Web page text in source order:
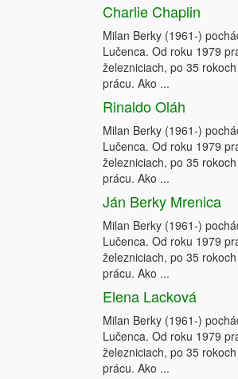
Charlie Chaplin
Milan Berky (1961-)
Lučenca. Od roku 1979
železniciach, po 35
prácu. Ako ...
Rinaldo Oláh
Milan Berky (1961-)
Lučenca. Od roku 1979
železniciach, po 35
prácu. Ako ...
Ján Berky Mrenica
Milan Berky (1961-)
Lučenca. Od roku 1979
železniciach, po 35
prácu. Ako ...
Elena Lacková
Milan Berky (1961-)
Lučenca. Od roku 1979
železniciach, po 35
prácu. Ako ...